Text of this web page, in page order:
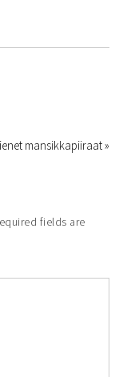
mansikkapiiraat »
fields are